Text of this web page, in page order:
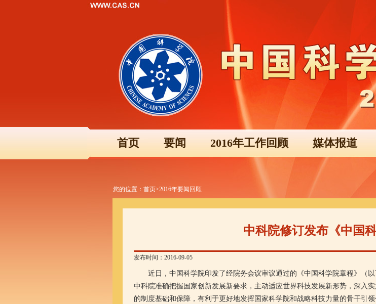
首页 要闻 2016年工作回顾 媒体报道
您的位置： 首页>2016年要闻回顾
中科院修订发布《中国
发布时间：2016-09-05
近日，中国科学院印发了经院务会议审议通过的《中国科学院章程》（以
中科院准确把握国家创新发展新要求，主动适应世界科技发展新形势，深入
的制度基础和保障，有利于更好地发挥国家科学院和战略科技力量的骨干引